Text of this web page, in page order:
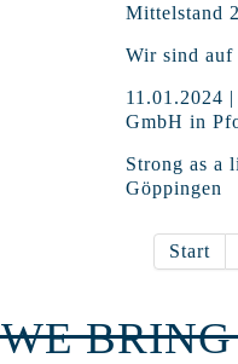
Mittelstand
Wir sind
11.01.2024
GmbH in
Strong as a
Göppingen
Start
WE